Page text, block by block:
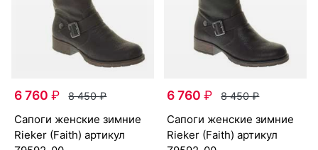
6 760₽ 8 450₽
са­поги женс­кие зим­ние
Ri­eker (Fa­ith) артикул
6 760₽ 8 450₽
са­поги женс­кие зим­ние
Ri­eker (Fa­ith) артикул